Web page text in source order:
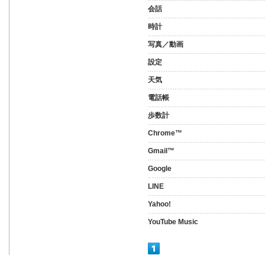
会話
時計
写真／動画
設定
天気
電話帳
歩数計
Chrome™
Gmail™
Google
LINE
Yahoo!
YouTube Music